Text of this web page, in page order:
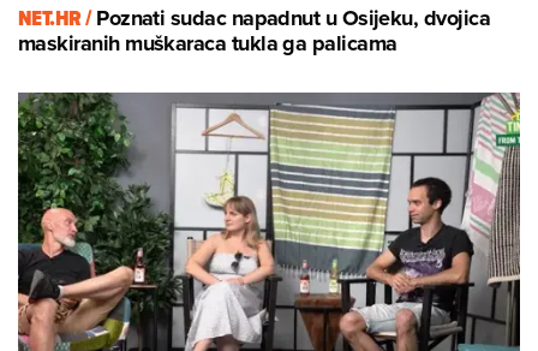
NET.HR /Poznati sudac napadnut u Osijeku, dvojica
maskiranih muškaraca tukla ga palicama